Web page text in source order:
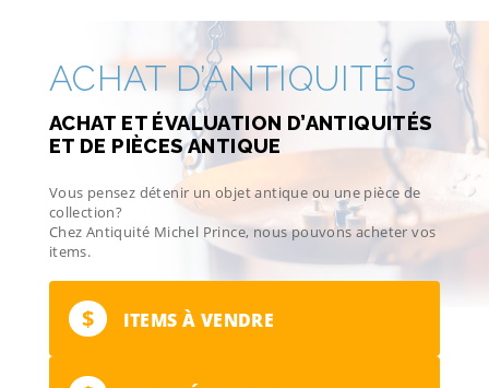
ACHAT D’ANTIQUITÉS
ACHAT ET ÉVALUATION D’ANTIQUITÉS
ET DE PIÈCES ANTIQUE
Vous pensez détenir un objet antique ou une pièce de
collection?
Chez Antiquité Michel Prince, nous pouvons acheter vos
items.
$ ITEMS À VENDRE